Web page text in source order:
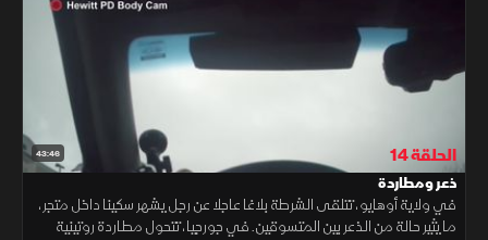
43:46 الحلقة 14
ذعر ومطاردة
في ولاية أوهايو، تتلقى الشرطة بلاغا عاجلا عن رجل يشهر سكينا داخل متجر،
ما يثير حالة من الذعر بين المتسوقين. في جورجيا، تتحول مطاردة روتينية